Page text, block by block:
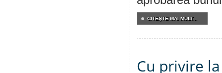
CITEŞTE MAI MULT...
Cu privire